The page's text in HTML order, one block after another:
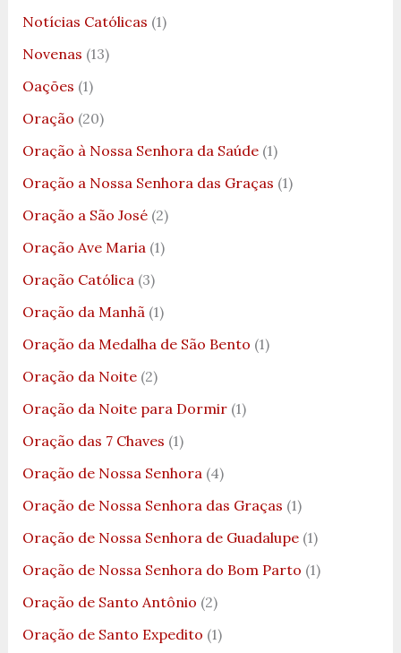
Notícias Católicas (1)
Novenas (13)
Oações (1)
Oração (20)
Oração à Nossa Senhora da Saúde(1)
Oração a Nossa Senhora das Graças (1)
Oração a São José(2)
Oração Ave Maria(1)
Oração Católica(3)
Oração da Manhã(1)
Oração da Medalha de São Bento (1)
Oração da Noite(2)
Oração da Noite para Dormir(1)
Oração das 7 Chaves (1)
Oração de Nossa Senhora(4)
Oração de Nossa Senhora das Graças (1)
Oração de Nossa Senhora de Guadalupe(1)
Oração de Nossa Senhora do Bom Parto (1)
Oração de Santo Antônio (2)
Oração de Santo Expedito (1)